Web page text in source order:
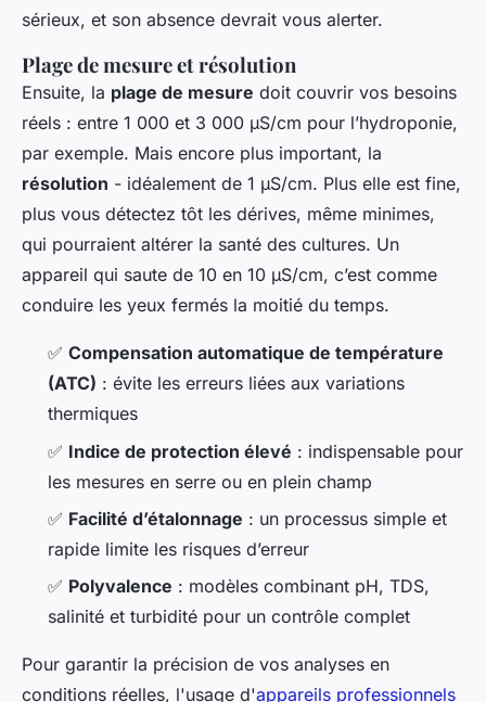
sérieux, et son absence devrait vous alerter.
Plage de mesure et résolution
Ensuite, la plage de mesure doit couvrir vos besoins
réels : entre 1 000 et 3 000 µS/cm pour l’hydroponie,
par exemple. Mais encore plus important, la
résolution - idéalement de 1 µS/cm. Plus elle est fine,
plus vous détectez tôt les dérives, même minimes,
qui pourraient altérer la santé des cultures. Un
appareil qui saute de 10 en 10 µS/cm, c’est comme
conduire les yeux fermés la moitié du temps.
✅ Compensation automatique de température
(ATC) : évite les erreurs liées aux variations
thermiques
✅ Indice de protection élevé : indispensable pour
les mesures en serre ou en plein champ
✅ Facilité d’étalonnage : un processus simple et
rapide limite les risques d’erreur
✅ Polyvalence : modèles combinant pH, TDS,
salinité et turbidité pour un contrôle complet
Pour garantir la précision de vos analyses en
conditions réelles, l'usage d'appareils professionnels